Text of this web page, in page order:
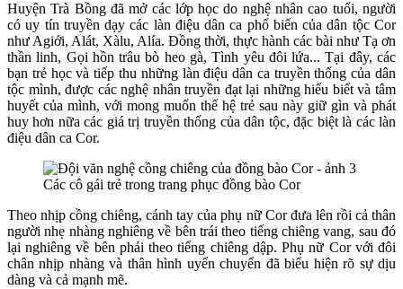
Huyện Trà Bồng đã mở các lớp học do nghệ nhân cao tuổi, người
có uy tín truyền dạy các làn điệu dân ca phổ biến của dân tộc Cor
như Agiới, Alát, Xàlu, Alía. Đồng thời, thực hành các bài như Tạ ơn
thần linh, Gọi hồn trâu bò heo gà, Tình yêu đôi lứa... Tại đây, các
bạn trẻ học và tiếp thu những làn điệu dân ca truyền thống của dân
tộc mình, được các nghệ nhân truyền đạt lại những hiểu biết và tâm
huyết của mình, với mong muốn thế hệ trẻ sau này giữ gìn và phát
huy hơn nữa các giá trị truyền thống của dân tộc, đặc biệt là các làn
điệu dân ca Cor.
Các cô gái trẻ trong trang phục đồng bào Cor
Theo nhịp cồng chiêng, cánh tay của phụ nữ Cor đưa lên rồi cả thân
người nhẹ nhàng nghiêng về bên trái theo tiếng chiêng vang, sau đó
lại nghiêng về bên phải theo tiếng chiêng dập. Phụ nữ Cor với đôi
chân nhịp nhàng và thân hình uyển chuyển đã biểu hiện rõ sự dịu
dàng và cả mạnh mẽ.